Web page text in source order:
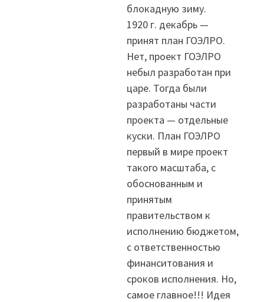
блокадную зиму.
1920 г. декабрь —
принят план ГОЭЛРО.
Нет, проект ГОЭЛРО
небыл разработан при
царе. Тогда были
разработаны части
проекта — отдельные
куски. План ГОЭЛРО
первый в мире проект
такого масштаба, с
обоснованным и
принятым
правительством к
исполнению бюджетом,
с ответственностью
финанситования и
сроков исполнения. Но,
самое главное!!! Идея